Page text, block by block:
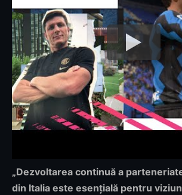
„Dezvoltarea continuă a
din Italia este esențială pentru